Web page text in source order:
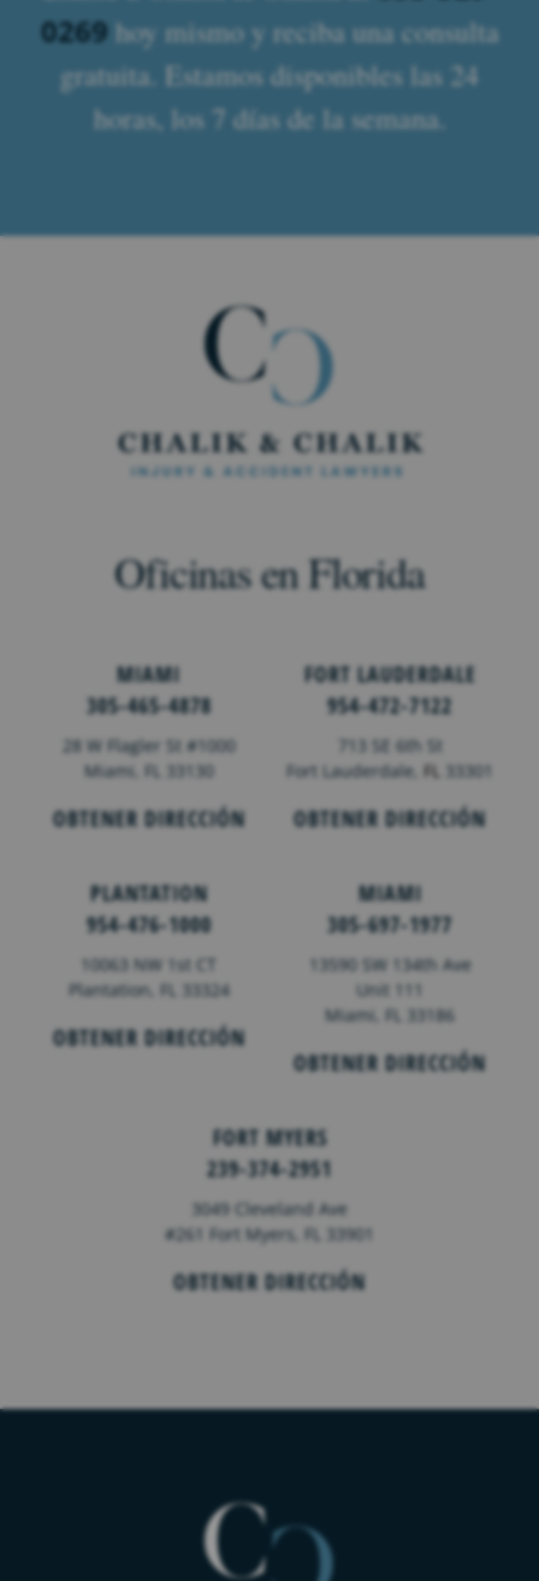
0269hoy mismo y reciba una consulta
gratuita. Estamos disponibles las 24
horas, los 7 días de la semana.
Oficinas en Florida
MIAMI
305-465-4878
28 W Flagler St #1000
Miami, FL 33130
OBTENER DIRECCIÓN
FORT LAUDERDALE
954-472-7122
713 SE 6th St
Fort Lauderdale,FL 33301
OBTENER DIRECCIÓN
PLANTATION
954-476-1000
10063 NW 1st CT
Plantation, FL 33324
OBTENER DIRECCIÓN
MIAMI
305-697-1977
13590 SW 134th Ave
Unit 111
Miami, FL 33186
OBTENER DIRECCIÓN
FORT MYERS
239-374-2951
3049 Cleveland Ave
#261 Fort Myers, FL 33901
OBTENER DIRECCIÓN